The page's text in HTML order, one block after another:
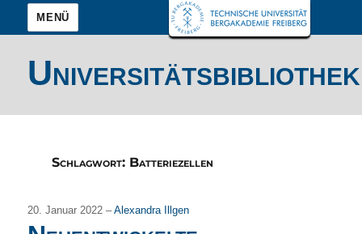
MENÜ
Universitätsbibliothek
Schlagwort: Batteriezellen
20. Januar 2022 –Alexandra Illgen